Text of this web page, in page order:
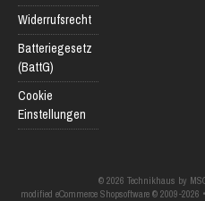
Widerrufsrecht
Batteriegesetz
(BattG)
Cookie
Einstellungen
© 2026 Technikhaus by
modified eCommerce Shopsoftware © 2009-